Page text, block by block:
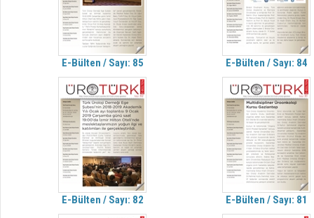
E-Bülten / Sayı: 85 E-Bülten / Sayı: 84
E-Bülten / Sayı: 82 E-Bülten / Sayı: 81